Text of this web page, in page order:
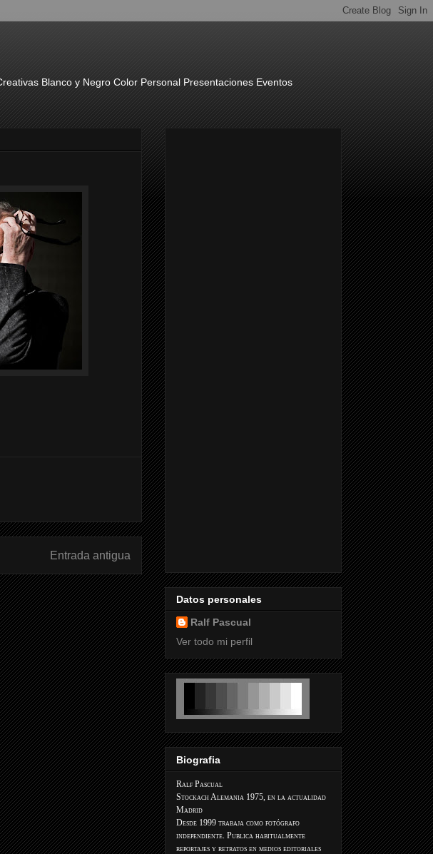
Blanco y Negro Color Personal Presentaciones Eventos
Entrada antigua
Datos personales
Ralf Pascual
Ver todo mi perfil
Biografia
Ralf Pascual
Stockach Alemania 1975, en la actualidad
Madrid
Desde 1999 trabaja como fotógrafo
independiente. Publica habitualmente
reportajes y retratos en medios editoriales